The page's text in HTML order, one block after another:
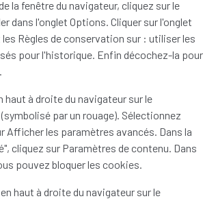
la fenêtre du navigateur, cliquez sur le
dans l'onglet Options. Cliquer sur l'onglet
Règles de conservation sur : utiliser les
pour l'historique. Enfin décochez-la pour
haut à droite du navigateur sur le
par un rouage). Sélectionnez
Afficher les paramètres avancés. Dans la
cliquez sur Paramètres de contenu. Dans
pouvez bloquer les cookies.
haut à droite du navigateur sur le